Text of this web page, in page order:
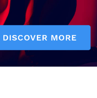
News Week
Magazine PRO